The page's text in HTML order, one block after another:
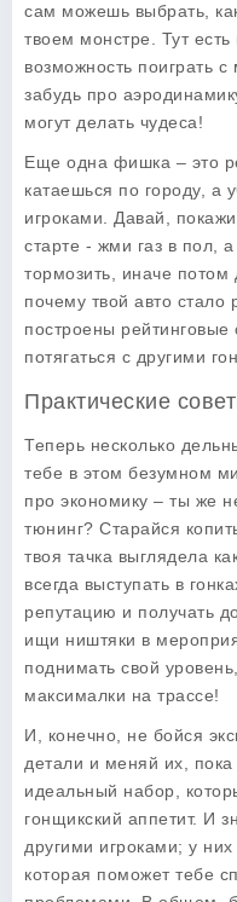
сам можешь выбрать,
твоем монстре. Тут
возможность поиграть
забудь про
могут делать чудеса!
Еще одна фишка – это
катаешься по городу, а
игроками. Давай,
старте - жми газ в пол,
тормозить, иначе потом
почему твой авто стало
построены
потягаться с другими
Практические
Теперь несколько
тебе в этом безумном
про экономику – ты же
тюнинг? Старайся
твоя тачка выглядела
всегда выступать в
репутацию и получать
ищи ништяки в
поднимать свой
максималки на трассе!
И, конечно, не бойся
детали и меняй их,
идеальный набор,
гонщикский аппетит. И
другими игроками; у
которая поможет тебе